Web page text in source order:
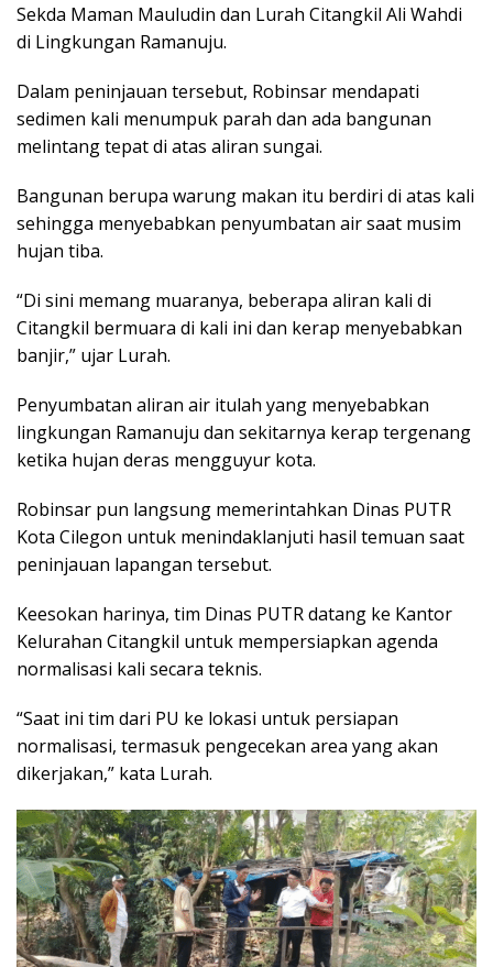
Sekda Maman Mauludin dan Lurah Citangkil Ali Wahdi
di Lingkungan Ramanuju.
Dalam peninjauan tersebut, Robinsar mendapati
sedimen kali menumpuk parah dan ada bangunan
melintang tepat di atas aliran sungai.
Bangunan berupa warung makan itu berdiri di atas kali
sehingga menyebabkan penyumbatan air saat musim
hujan tiba.
“Di sini memang muaranya, beberapa aliran kali di
Citangkil bermuara di kali ini dan kerap menyebabkan
banjir,” ujar Lurah.
Penyumbatan aliran air itulah yang menyebabkan
lingkungan Ramanuju dan sekitarnya kerap tergenang
ketika hujan deras mengguyur kota.
Robinsar pun langsung memerintahkan Dinas PUTR
Kota Cilegon untuk menindaklanjuti hasil temuan saat
peninjauan lapangan tersebut.
Keesokan harinya, tim Dinas PUTR datang ke Kantor
Kelurahan Citangkil untuk mempersiapkan agenda
normalisasi kali secara teknis.
“Saat ini tim dari PU ke lokasi untuk persiapan
normalisasi, termasuk pengecekan area yang akan
dikerjakan,” kata Lurah.